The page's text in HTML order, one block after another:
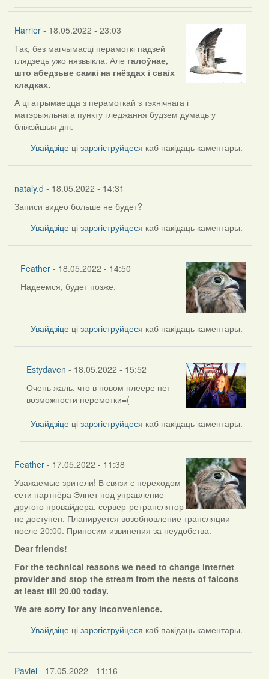
Harrier- 18.05.2022 - 23:03
Так, без магчымасці перамоткі падзей
глядзець ужо нязвыкла. Але галоўнае,
што абедзьве самкі на гнёздах і сваіх
кладках.
А ці атрымаецца з перамоткай з тэхнічнага і
матэрыяльнага пункту гледжання будзем думаць у
бліжэйшыя дні.
Увайдзіце цізарэгіструйцеся каб пакідаць каментары.
nataly.d - 18.05.2022 - 14:31
Записи видео больше не будет?
Увайдзіце цізарэгіструйцеся каб пакідаць каментары.
Feather - 18.05.2022 - 14:50
In
Надеемся, будет позже.
Увайдзіце цізарэгіструйцеся каб пакідаць каментары.
Estydaven - 18.05.2022 - 15:52
In
reply
by
Feather
Очень жаль, что в новом плеере нет
возможности перемотки=(
Увайдзіце цізарэгіструйцеся каб пакідаць каментары.
Feather- 17.05.2022 - 11:38
Уважаемые зрители! В связи с переходом
сети партнёра Элнет под управление
другого провайдера, сервер-ретранслятор
не доступен. Планируется возобновление трансляции
после 20:00. Приносим извинения за неудобства.
Dear friends!
For the technical reasons we need to change internet
provider and stop the stream from the nests of falcons
at least till 20.00 today.
We are sorry for any inconvenience.
Увайдзіце цізарэгіструйцеся каб пакідаць каментары.
Paviel - 17.05.2022 - 11:16